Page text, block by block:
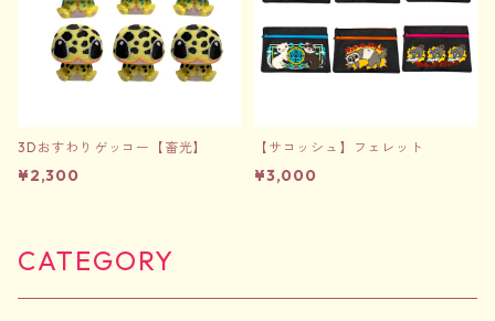
3Dおすわりゲッコー【畜光】
¥2,300
【サコッシュ】フェレット
¥3,000
CATEGORY